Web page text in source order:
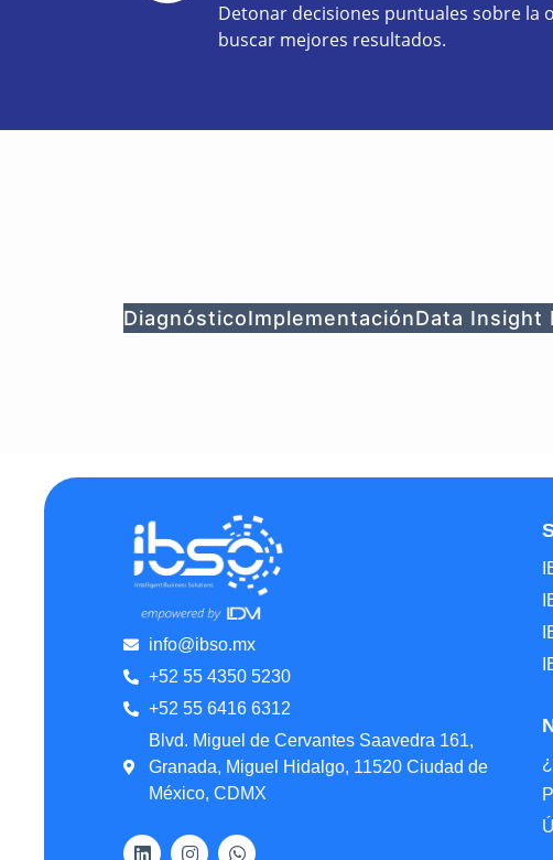
Detonar decisiones puntuales sobre la
buscar mejores resultados.
DiagnósticoImplementaciónData Insight
info@ibso.mx
+52 55 4350 5230
+52 55 6416 6312
Blvd. Miguel de Cervantes Saavedra 161,
Granada, Miguel Hidalgo, 11520 Ciudad de
México, CDMX